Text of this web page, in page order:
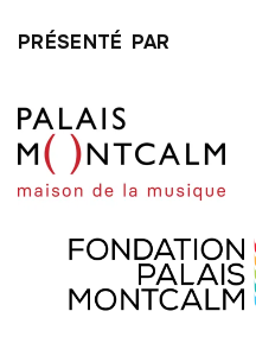
PRÉSENTÉ PAR